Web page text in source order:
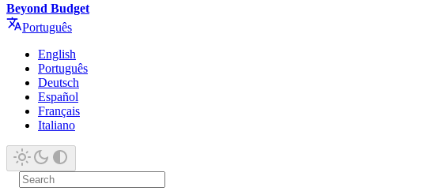
Beyond Budget
Português
English
Português
Deutsch
Español
Français
Italiano